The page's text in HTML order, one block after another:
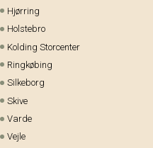
Hjørring
Holstebro
Kolding Storcenter
Ringkøbing
Silkeborg
Skive
Varde
Vejle